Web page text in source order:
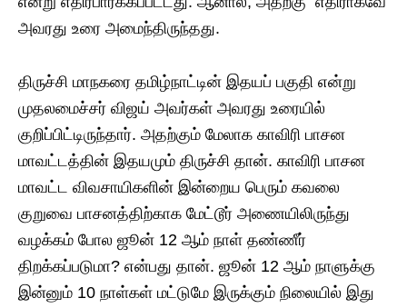
அவரது உரை அமைந்திருந்தது.
திருச்சி மாநகரை தமிழ்நாட்டின் இதயப் பகுதி என்று
முதலமைச்சர் விஜய் அவர்கள் அவரது உரையில்
குறிப்பிட்டிருந்தார். அதற்கும் மேலாக காவிரி பாசன
மாவட்டத்தின் இதயமும் திருச்சி தான். காவிரி பாசன
மாவட்ட விவசாயிகளின் இன்றைய பெரும் கவலை
குறுவை பாசனத்திற்காக மேட்டூர் அணையிலிருந்து
வழக்கம் போல ஜூன் 12 ஆம் நாள் தண்ணீர்
திறக்கப்படுமா? என்பது தான். ஜூன் 12 ஆம் நாளுக்கு
இன்னும் 10 நாள்கள் மட்டுமே இருக்கும் நிலையில் இது